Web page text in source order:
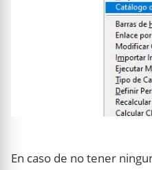
En caso de no tener